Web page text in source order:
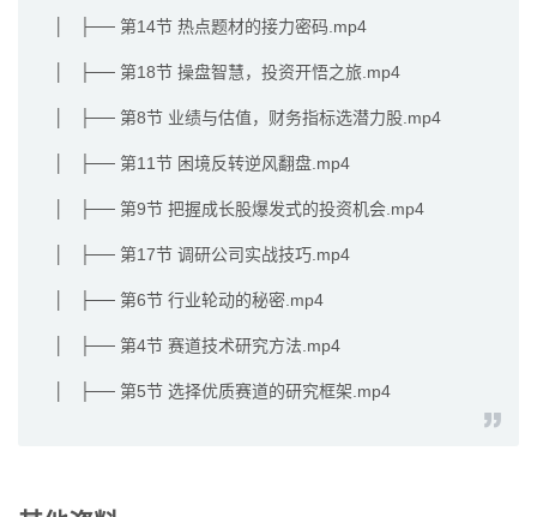
│ ├── 第14节 热点题材的接力密码.mp4
│ ├── 第18节 操盘智慧，投资开悟之旅.mp4
│ ├── 第8节 业绩与估值，财务指标选潜力股.mp4
│ ├── 第11节 困境反转逆风翻盘.mp4
│ ├── 第9节 把握成长股爆发式的投资机会.mp4
│ ├── 第17节 调研公司实战技巧.mp4
│ ├── 第6节 行业轮动的秘密.mp4
│ ├── 第4节 赛道技术研究方法.mp4
│ ├── 第5节 选择优质赛道的研究框架.mp4